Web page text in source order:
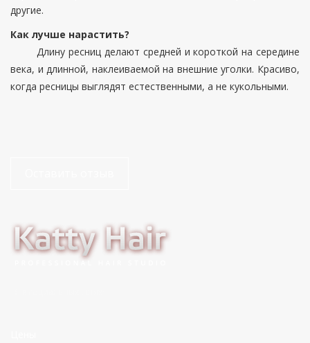
другие.
Как лучше нарастить?
Длину ресниц делают средней и короткой на середине
века, и длинной, наклеиваемой на внешние уголки. Красиво,
когда ресницы выглядят естественными, а не кукольными.